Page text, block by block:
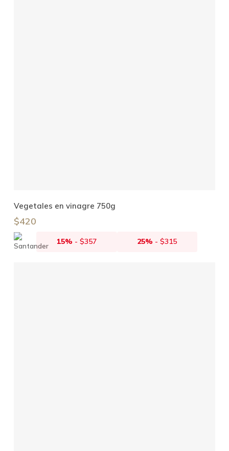
Añadir Al Carrito
Vegetales en vinagre 750g
$420
15% - $357 25% -$315